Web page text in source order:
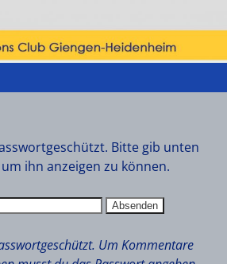
Bitte gib unten
ihn anzeigen zu können.
Um Kommentare